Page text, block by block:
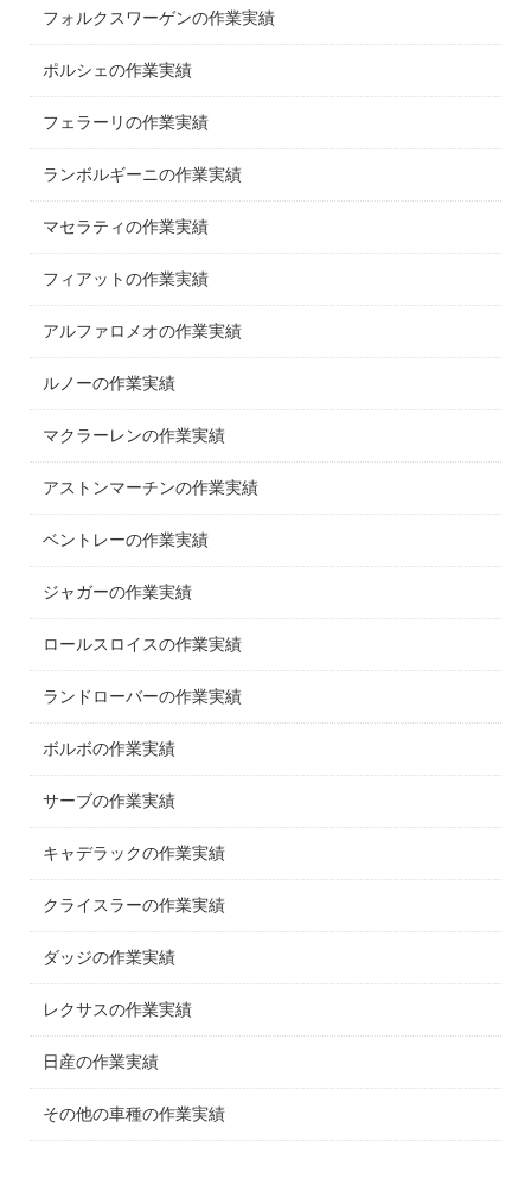
フォルクスワーゲンの作業実績
ポルシェの作業実績
フェラーリの作業実績
ランボルギーニの作業実績
マセラティの作業実績
フィアットの作業実績
アルファロメオの作業実績
ルノーの作業実績
マクラーレンの作業実績
アストンマーチンの作業実績
ベントレーの作業実績
ジャガーの作業実績
ロールスロイスの作業実績
ランドローバーの作業実績
ボルボの作業実績
サーブの作業実績
キャデラックの作業実績
クライスラーの作業実績
ダッジの作業実績
レクサスの作業実績
日産の作業実績
その他の車種の作業実績